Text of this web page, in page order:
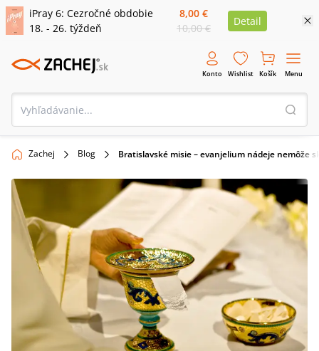
iPray 6: Cezročné obdobie
18. - 26. týždeň
8,00 €
10,00 €
Detail
Konto Wishlist Košík Menu
Zachej Blog Bratislavské misie – evanjelium nádeje nemôže